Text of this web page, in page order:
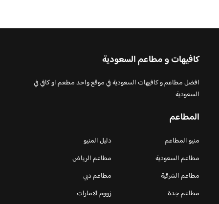
كافيهات و مطاعم السعودية
افضل مطاعم و كافيهات السعودية في موقع واحد مطعم او كافي في
السعودية
المطاعم
منيو المطاعم
دليل المنيو
مطاعم السعودية
مطاعم الرياض
مطاعم الشرقية
مطاعم دبي
مطاعم جدة
زووم الامارات